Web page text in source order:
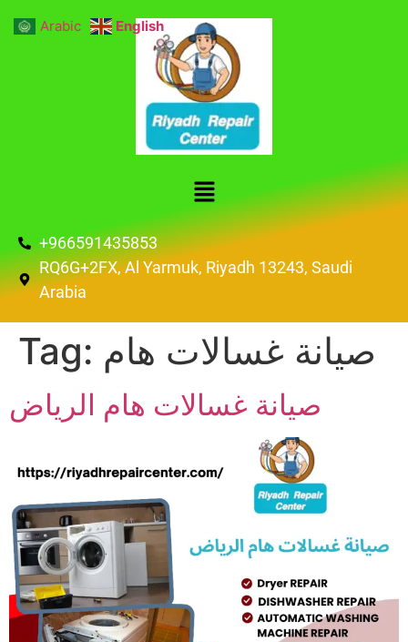
+966591435853
RQ6G+2FX, Al Yarmuk, Riyadh 13243, Saudi
Arabia
Tag: صيانة غسالات هام
صيانة غسالات هام الرياض
Arabic English